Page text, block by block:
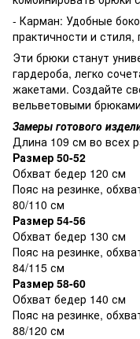
- Карман: Удобные
практичности и стиля,
Эти брюки станут
гардероба, легко
жакетами. Создайте
вельветовыми
Замеры готового
Длина 109 см во всех
Размер 50-52
Обхват бедер 120 см
Пояс на резинке,
80/110 см
Размер 54-56
Обхват бедер 130 см
Пояс на резинке,
84/115 см
Размер 58-60
Обхват бедер 140 см
Пояс на резинке,
88/120 см